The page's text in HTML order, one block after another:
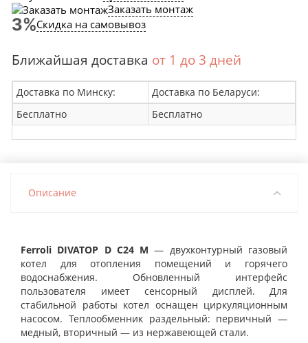
Заказать монтаж
Скидка на самовывоз
Ближайшая доставка от 1 до 3 дней
Доставка по Минску:
Доставка по Беларуси:
Бесплатно
Бесплатно
Описание
Ferroli DIVATOP D C24 M— двухконтурный газовый
котел для отопления помещений и горячего
водоснабжения. Обновленный интерфейс
пользователя имеет сенсорный дисплей. Для
стабильной работы котел оснащен циркуляционным
насосом. Теплообменник раздельный: первичный —
медный, вторичный — из нержавеющей стали.